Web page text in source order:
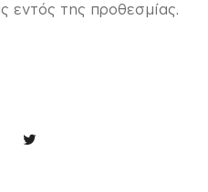
εντός της προθεσμίας.